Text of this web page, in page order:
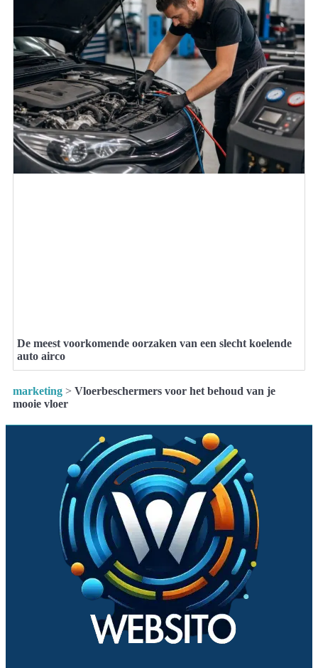
De meest voorkomende oorzaken van een slecht koelende
auto airco
marketing > Vloerbeschermers voor het behoud van je
mooie vloer